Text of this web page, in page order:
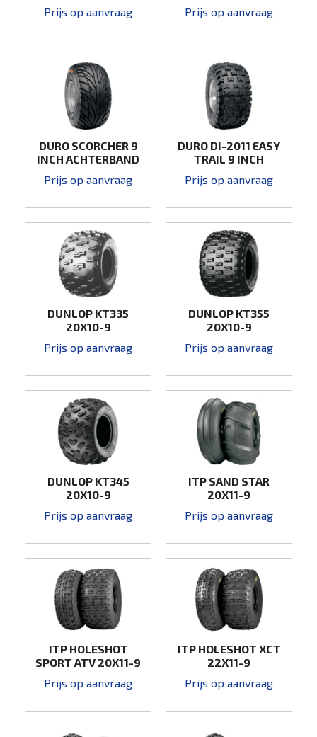
Prijs op aanvraag
Prijs op aanvraag
DURO SCORCHER 9
INCH ACHTERBAND
Prijs op aanvraag
DURO DI-2011 EASY
TRAIL 9 INCH
Prijs op aanvraag
DUNLOP KT335
20X10-9
Prijs op aanvraag
DUNLOP KT355
20X10-9
Prijs op aanvraag
DUNLOP KT345
20X10-9
Prijs op aanvraag
ITP SAND STAR
20X11-9
Prijs op aanvraag
ITP HOLESHOT
SPORT ATV 20X11-9
Prijs op aanvraag
ITP HOLESHOT XCT
22X11-9
Prijs op aanvraag